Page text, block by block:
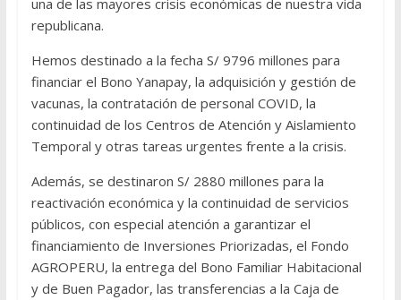
una de las mayores crisis económicas de nuestra vida
republicana.
Hemos destinado a la fecha S/ 9796 millones para
financiar el Bono Yanapay, la adquisición y gestión de
vacunas, la contratación de personal COVID, la
continuidad de los Centros de Atención y Aislamiento
Temporal y otras tareas urgentes frente a la crisis.
Además, se destinaron S/ 2880 millones para la
reactivación económica y la continuidad de servicios
públicos, con especial atención a garantizar el
financiamiento de Inversiones Priorizadas, el Fondo
AGROPERU, la entrega del Bono Familiar Habitacional
y de Buen Pagador, las transferencias a la Caja de